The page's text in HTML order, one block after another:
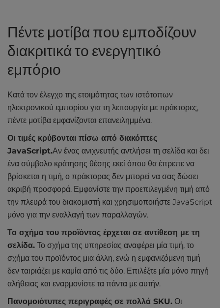
Πέντε μοτίβα που εμποδίζουν
διακριτικά το ενεργητικό
εμπόριο
Κατά τον έλεγχο της ετοιμότητας των ιστότοπων
ηλεκτρονικού εμπορίου για τη λειτουργία με πράκτορες,
πέντε μοτίβα εμφανίζονται επανειλημμένα.
Οι τιμές κρύβονται πίσω από διακόπτες
JavaScript.Αν ένας ανιχνευτής αντλήσει τη σελίδα και δει
ένα σύμβολο κράτησης θέσης εκεί όπου θα έπρεπε να
βρίσκεται η τιμή, ο πράκτορας δεν μπορεί να σας δώσει
ακριβή προσφορά. Εμφανίστε την προεπιλεγμένη τιμή από
την πλευρά του διακομιστή και χρησιμοποιήστε JavaScript
μόνο για την εναλλαγή των παραλλαγών.
Το σχήμα του προϊόντος έρχεται σε αντίθεση με τη
σελίδα. Το σχήμα της υπηρεσίας αναφέρει μία τιμή, το
σχήμα του προϊόντος μια άλλη, ενώ η εμφανιζόμενη τιμή
δεν ταιριάζει με καμία από τις δύο. Επιλέξτε μία μόνο πηγή
αλήθειας και εναρμονίστε τα πάντα με αυτήν.
Πανομοιότυπες περιγραφές σε πολλά SKU. Οι